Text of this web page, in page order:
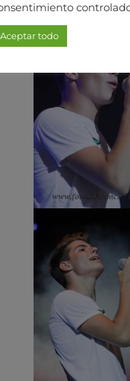
Aceptar todo